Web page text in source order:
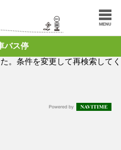
バス停
。条件を変更して再検索してく